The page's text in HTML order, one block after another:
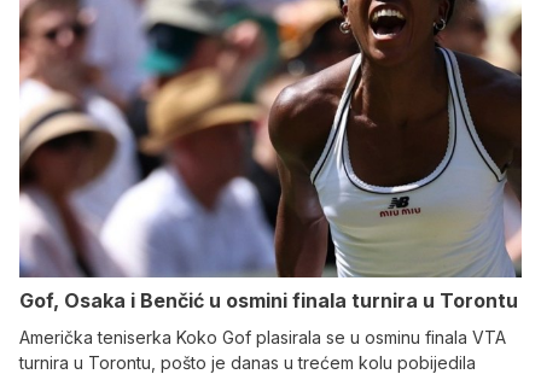
Gof, Osaka i Benčić u osmini finala turnira u Torontu
Američka teniserka Koko Gof plasirala se u osminu finala VTA
turnira u Torontu, pošto je danas u trećem kolu pobijedila